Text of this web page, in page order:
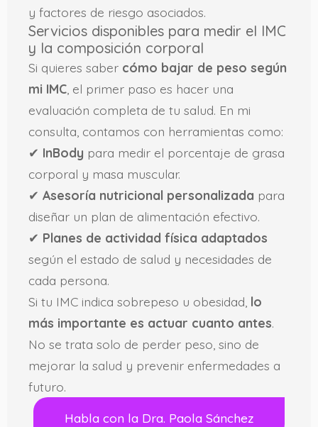
y factores de riesgo asociados.
Servicios disponibles para medir el IMC
y la composición corporal
Si quieres saber cómo bajar de peso según
mi IMC, el primer paso es hacer una
evaluación completa de tu salud. En mi
consulta, contamos con herramientas como:
✔ InBody para medir el porcentaje de grasa
corporal y masa muscular.
✔ Asesoría nutricional personalizada para
diseñar un plan de alimentación efectivo.
✔ Planes de actividad física adaptados
según el estado de salud y necesidades de
cada persona.
Si tu IMC indica sobrepeso u obesidad, lo
más importante es actuar cuanto antes.
No se trata solo de perder peso, sino de
mejorar la salud y prevenir enfermedades a
futuro.
Habla con la Dra. Paola Sánchez